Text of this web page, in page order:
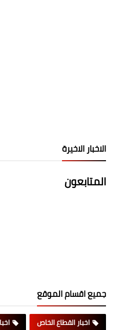
الاخبار الاخيرة
المتابعون
جميع اقسام الموقع
اخبار القطاع الخاص